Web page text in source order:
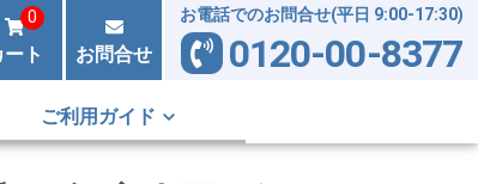
ート
0
お問合せ
お電話でのお問合せ(平日 9:00-17:30)
0120-00-8377
ご利用ガイド